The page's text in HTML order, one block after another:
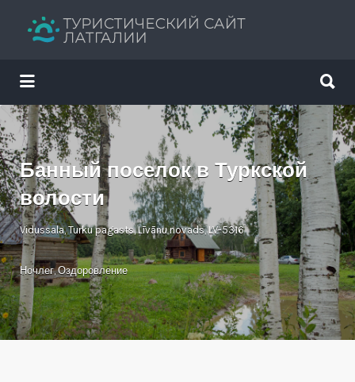
Путеводитель твоего отдыха
Искать:
Банный поселок в Туркской
волости
Vidussala, Turku pagasts, Līvānu novads, LV-5316
Ночлег,Оздоровление